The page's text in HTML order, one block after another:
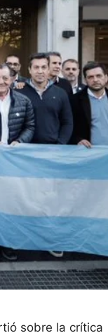
sobre la crítica